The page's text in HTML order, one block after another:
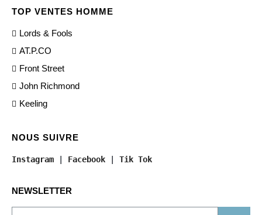
TOP VENTES HOMME
Lords & Fools
AT.P.CO
Front Street
John Richmond
Keeling
NOUS SUIVRE
Instagram | Facebook | Tik Tok
NEWSLETTER